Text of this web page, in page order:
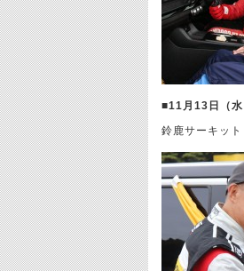
■11月13日（水
鈴鹿サーキッ